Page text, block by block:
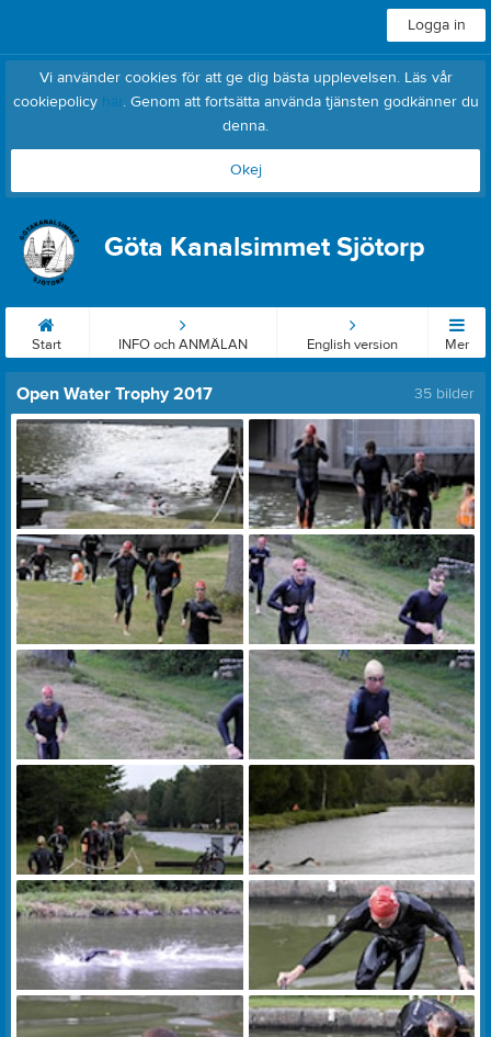
Logga in
Vi använder cookies för att ge dig bästa upplevelsen. Läs vår
cookiepolicy här. Genom att fortsätta använda tjänsten godkänner du
denna.
Okej
Göta Kanalsimmet Sjötorp
Start INFO och ANMÄLAN English version Mer
Open Water Trophy 2017 35 bilder